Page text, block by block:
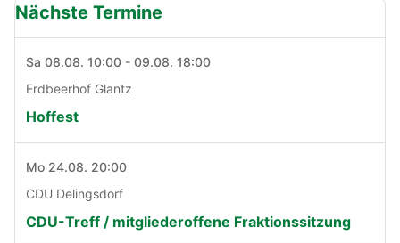
Nächste Termine
Sa 08.08. 10:00 - 09.08. 18:00
Erdbeerhof Glantz
Hoffest
Mo 24.08. 20:00
CDU Delingsdorf
CDU-Treff / mitgliederoffene Fraktionssitzung